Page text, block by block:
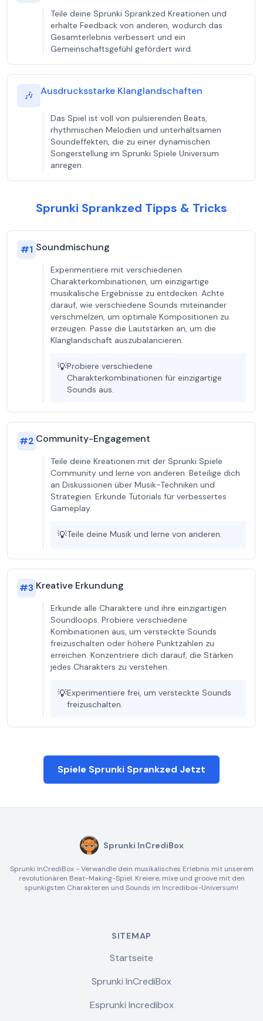
Teile deine Sprunki Sprankzed Kreationen und
erhalte Feedback von anderen, wodurch das
Gesamterlebnis verbessert und ein
Gemeinschaftsgefühl gefördert wird.
🎶 Ausdrucksstarke Klanglandschaften
Das Spiel ist voll von pulsierenden Beats,
rhythmischen Melodien und unterhaltsamen
Soundeffekten, die zu einer dynamischen
Songerstellung im Sprunki Spiele Universum
anregen.
Sprunki Sprankzed Tipps & Tricks
#1 Soundmischung
Experimentiere mit verschiedenen
Charakterkombinationen, um einzigartige
musikalische Ergebnisse zu entdecken. Achte
darauf, wie verschiedene Sounds miteinander
verschmelzen, um optimale Kompositionen zu
erzeugen. Passe die Lautstärken an, um die
Klanglandschaft auszubalancieren.
💡Probiere verschiedene
Charakterkombinationen für einzigartige
Sounds aus.
#2 Community-Engagement
Teile deine Kreationen mit der Sprunki Spiele
Community und lerne von anderen. Beteilige dich
an Diskussionen über Musik-Techniken und
Strategien. Erkunde Tutorials für verbessertes
Gameplay.
💡Teile deine Musik und lerne von anderen.
#3 Kreative Erkundung
Erkunde alle Charaktere und ihre einzigartigen
Soundloops. Probiere verschiedene
Kombinationen aus, um versteckte Sounds
freizuschalten oder höhere Punktzahlen zu
erreichen. Konzentriere dich darauf, die Stärken
jedes Charakters zu verstehen.
💡Experimentiere frei, um versteckte Sounds
freizuschalten.
Spiele Sprunki Sprankzed Jetzt
Sprunki InCrediBox
Sprunki InCrediBox - Verwandle dein musikalisches Erlebnis mit unserem
revolutionären Beat-Making-Spiel. Kreiere, mixe und groove mit den
spunkigsten Charakteren und Sounds im Incredibox-Universum!
SITEMAP
Startseite
Sprunki InCrediBox
Esprunki Incredibox